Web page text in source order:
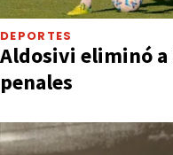
DEPORTES
Aldosivi eliminó
penales